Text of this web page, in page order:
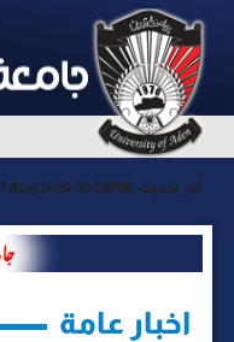
آخر تحديث : Aug 2026-10:59PM
اخبار عامة